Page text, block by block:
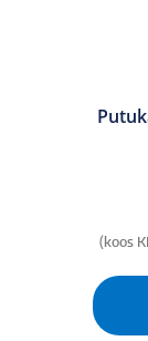
(koos